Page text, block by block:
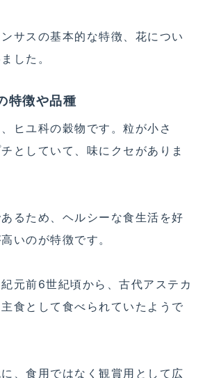
サスの基本的な特徴、花につい
した。
特徴や品種
ヒユ科の穀物です。粒が小さ
としていて、味にクセがありま
るため、ヘルシーな食生活を好
いのが特徴です。
元前6世紀頃から、古代アステカ
食として食べられていたようで
、食用ではなく観賞用として広